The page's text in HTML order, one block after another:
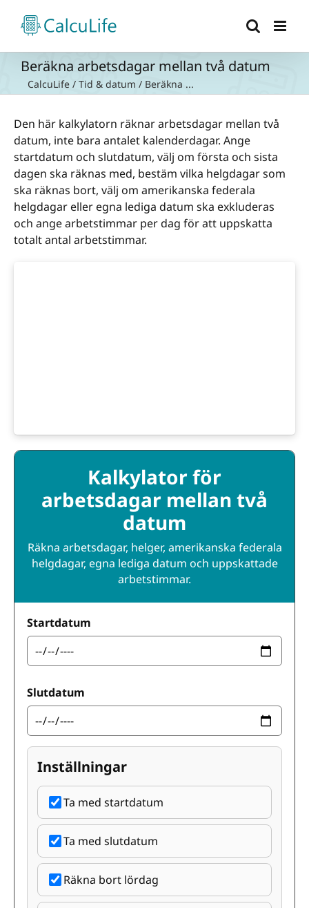
innehållet
Beräkna arbetsdagar mellan två datum
CalcuLife / Tid & datum / Beräkna ...
Den här kalkylatorn räknar arbetsdagar mellan två
datum, inte bara antalet kalenderdagar. Ange
startdatum och slutdatum, välj om första och sista
dagen ska räknas med, bestäm vilka helgdagar som
ska räknas bort, välj om amerikanska federala
helgdagar eller egna lediga datum ska exkluderas
och ange arbetstimmar per dag för att uppskatta
totalt antal arbetstimmar.
Kalkylator för
arbetsdagar mellan två
datum
Räkna arbetsdagar, helger, amerikanska federala
helgdagar, egna lediga datum och uppskattade
arbetstimmar.
Startdatum
Slutdatum
Inställningar
Ta med startdatum
Ta med slutdatum
Räkna bort lördag